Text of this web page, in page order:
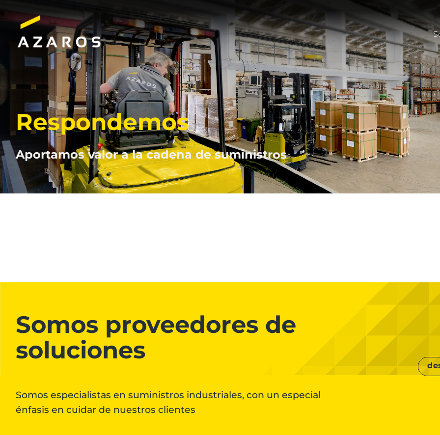
contenido
Respondemos
Aportamos valor a la cadena de suministros
Somos proveedores de
soluciones
Somos especialistas en suministros industriales, con un especial
énfasis en cuidar de nuestros clientes